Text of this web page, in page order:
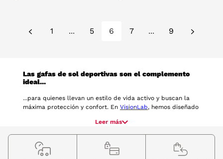
1 ... 5 6 7 ... 9
Las gafas de sol deportivas son el complemento
ideal...
...para quienes llevan un estilo de vida activo y buscan la
máxima protección y confort. En VisionLab, hemos diseñado
avanzada con un diseño aerodinámico, perfectas para
mejorar tu rendimiento y estilo en cualquier actividad al
aire libre. Este tipo de gafas son esenciales para quienes
desean disfrutar del deporte con una visión clara y
Leer más